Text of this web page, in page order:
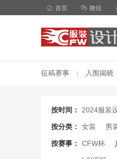
 首页  微信
征稿赛事 | 入围揭晓
按时间： 2024服装
按分类： 女装 男
按赛事： CFW杯